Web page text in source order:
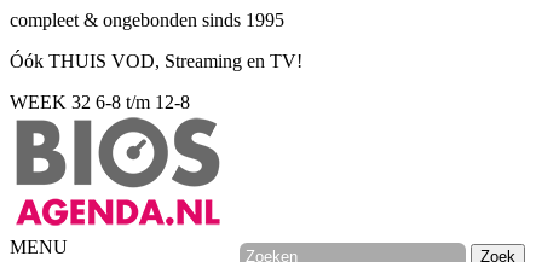
compleet & ongebonden sinds 1995
Óók THUIS VOD, Streaming en TV!
WEEK 32 6-8 t/m 12-8
MENU